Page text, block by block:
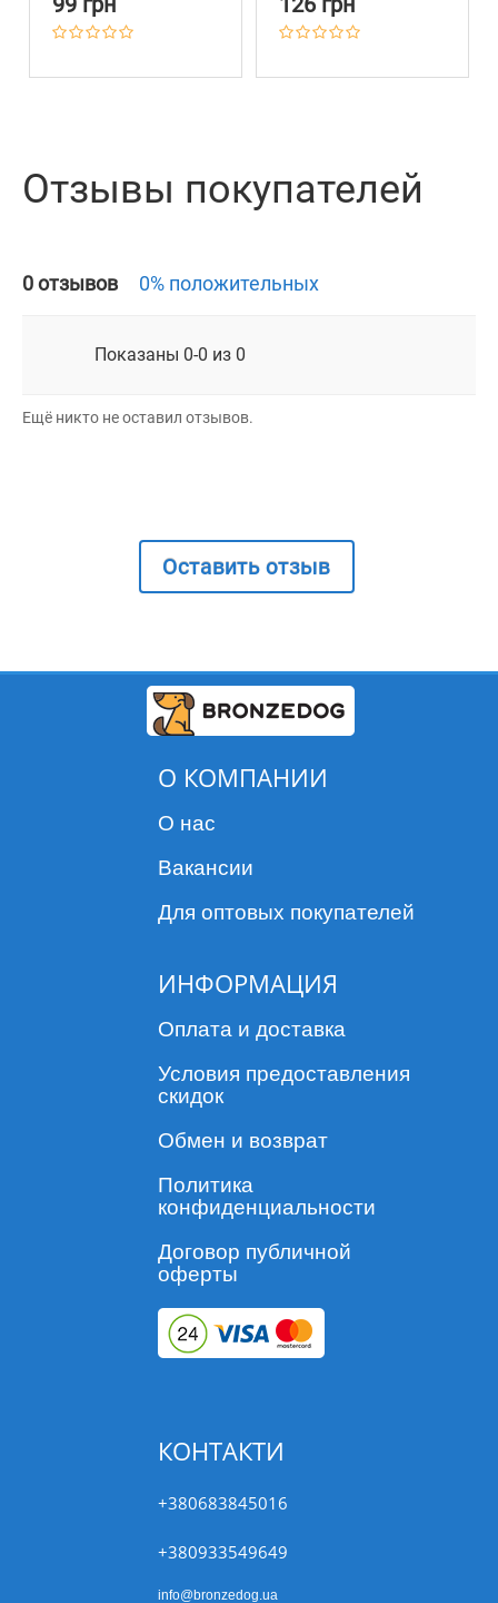
Active Фиолетовый
Отзывы покупателей
0 отзывов 0% положительных
Показаны 0-0 из 0
Ещё никто не оставил отзывов.
Оставить отзыв
О КОМПАНИИ
О нас
Вакансии
Для оптовых покупателей
ИНФОРМАЦИЯ
Оплата и доставка
Условия предоставления
скидок
Обмен и возврат
Политика
конфиденциальности
Договор публичной
оферты
КОНТАКТИ
+380683845016
+380933549649
info@bronzedog.ua